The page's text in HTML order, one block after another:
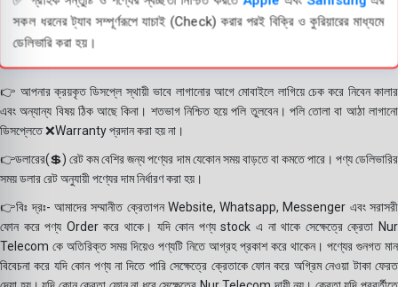
সকল ধরনের ট্যাব সম্পূর্ণরূপে যাচাই (Check) করার পরই বিক্রি ও কুরিয়ারের মাধ্যমে
ডেলিভারি করা হয়।
👉 আপনার ক্রয়কৃত ডিসপ্লে স্থায়ী ভাবে লাগানোর আগে মোবাইলে লাগিয়ে চেক করে নিবেন কালার
এবং অন্যান্য বিষয় ঠিক আছে কিনা। শতভাগ নিশ্চিত হয়ে পলি তুলবেন। পলি তোলা বা আঠা লাগানো
ডিসপ্লেতে ❌Warranty প্রদান করা হয় না।
👉ডলারের(💲) রেট কম বেশির জন্য পণ্যের দাম যেকোন সময় বাড়তে বা কমতে পারে। পণ্য ডেলিভারির
সময় ডলার রেট অনুযায়ী পণ্যের দাম নির্ধারণ করা হয়।
👉বিঃ দ্রঃ- আমাদের সম্মানীত ক্রেতাগন Website, Whatsapp, Messenger এবং সরাসরী
ফোন করে পণ্য Order করে থাকে। যদি কোন পণ্য stock এ না থাকে সেক্ষেত্রে ক্রেতা Nur
Telecom কে অতিরিক্ত সময় দিয়েও পণ্যটি নিতে আগ্রহ প্রকাশ করে থাকেন। পণ্যের গুনগত মান
বিবেচনা করে যদি কোন পণ্য না দিতে পারি সেক্ষেত্রে ক্রেতাকে ফোন করে অগ্রিম নেওয়া টাকা ফেরত